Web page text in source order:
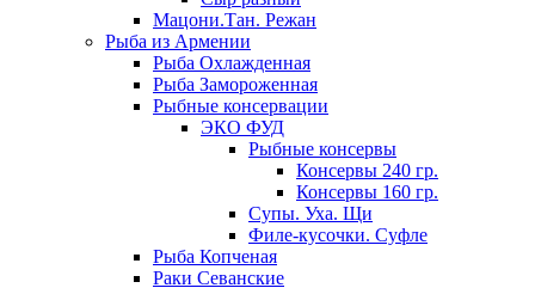
Мацони.Тан. Режан
Рыба из Армении
Рыба Охлажденная
Рыба Замороженная
Рыбные консервации
ЭКО ФУД
Рыбные консервы
Консервы 240 гр.
Консервы 160 гр.
Супы. Уха. Щи
Филе-кусочки. Суфле
Рыба Копченая
Раки Севанские